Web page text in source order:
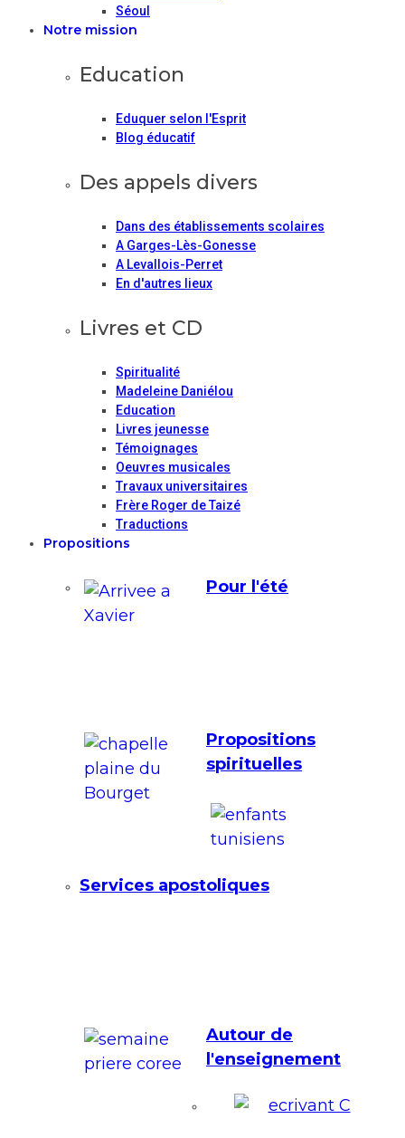
Séoul
Notre mission
Education
Eduquer selon l'Esprit
Blog éducatif
Des appels divers
Dans des établissements scolaires
A Garges-Lès-Gonesse
A Levallois-Perret
En d'autres lieux
Livres et CD
Spiritualité
Madeleine Daniélou
Education
Livres jeunesse
Témoignages
Oeuvres musicales
Travaux universitaires
Frère Roger de Taizé
Traductions
Propositions
Pour l'été
Propositions
spirituelles
Services apostoliques
Autour de
l'enseignement